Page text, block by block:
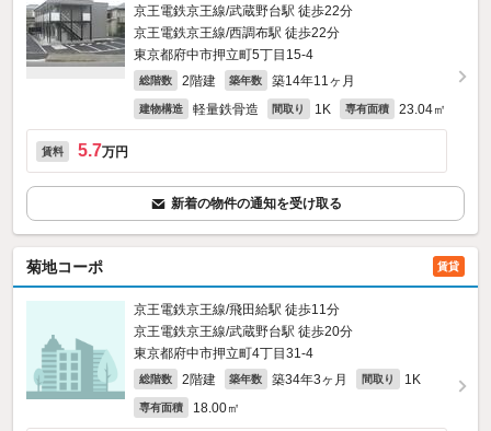
京王電鉄京王線/武蔵野台駅 徒歩22分
京王電鉄京王線/西調布駅 徒歩22分
東京都府中市押立町5丁目15-4
総階数 2階建 築年数 築14年11ヶ月
建物構造 軽量鉄骨造 間取り 1K 専有面積 23.04㎡
賃料 5.7万円
新着の物件の通知を受け取る
菊地コーポ 賃貸
京王電鉄京王線/飛田給駅 徒歩11分
京王電鉄京王線/武蔵野台駅 徒歩20分
東京都府中市押立町4丁目31-4
総階数 2階建 築年数 築34年3ヶ月 間取り 1K
専有面積 18.00㎡